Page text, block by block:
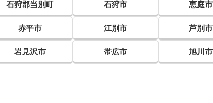
石狩郡当別町 石狩市 恵庭市
赤平市 江別市 芦別市
岩見沢市 帯広市 旭川市